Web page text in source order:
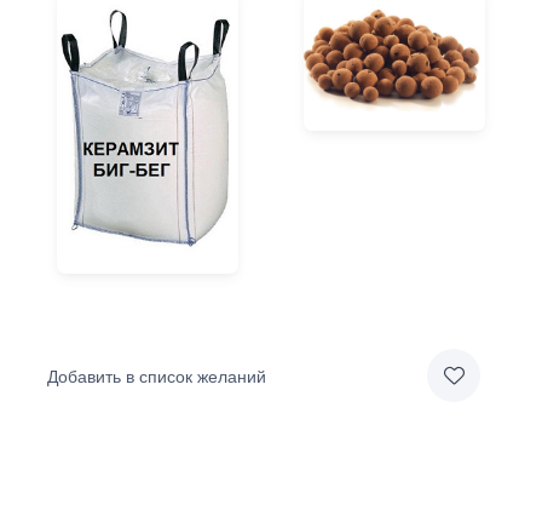
Добавить в список желаний